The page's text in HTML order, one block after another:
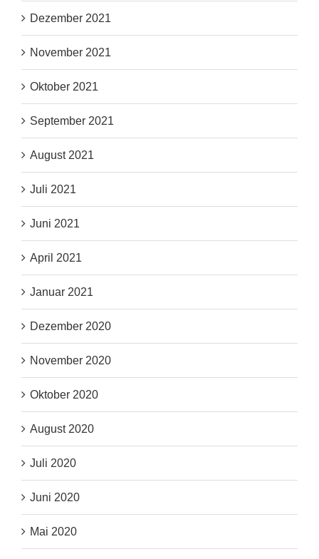
Dezember 2021
November 2021
Oktober 2021
September 2021
August 2021
Juli 2021
Juni 2021
April 2021
Januar 2021
Dezember 2020
November 2020
Oktober 2020
August 2020
Juli 2020
Juni 2020
Mai 2020